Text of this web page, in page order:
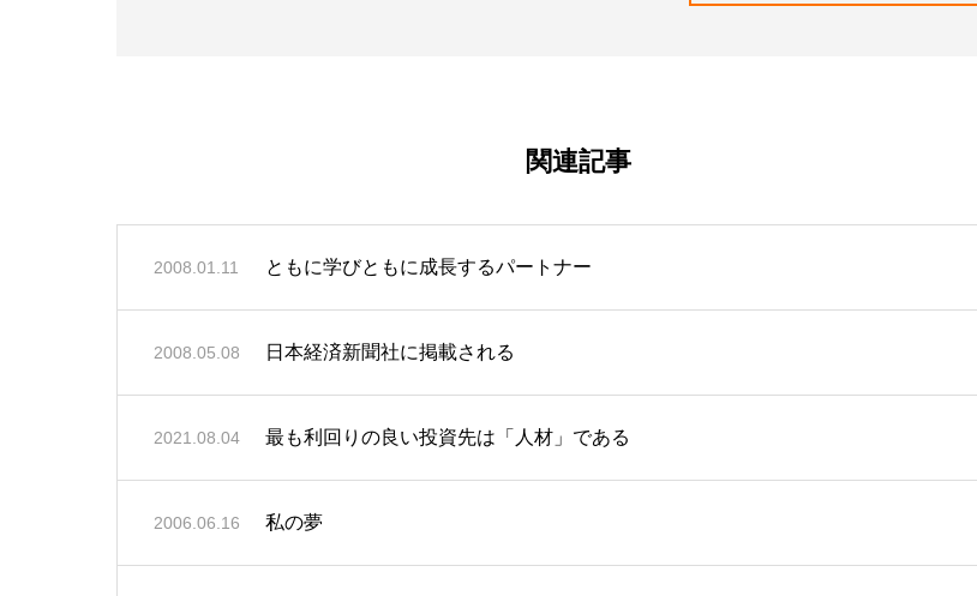
関連記事
2008.01.11 ともに学びともに成長するパートナー
2008.05.08 日本経済新聞社に掲載される
2021.08.04 最も利回りの良い投資先は「人材」である
2006.06.16 私の夢